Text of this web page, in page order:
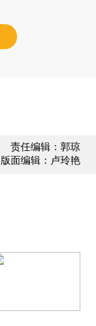
责任编辑：郭琼
版面编辑：卢玲艳